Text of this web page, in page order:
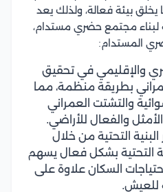
بيئة فعالة، ولذلك يعد
لبناء مجتمع حضري مستدام،
المستدام:
والإقليمي في تحقيق
بطريقة منظمة، مما
والتشتت العمراني
والفعال للأراضي.
التحتية من خلال
التحتية بشكل فعال يسهم
السكان علاوة على
للعيش.